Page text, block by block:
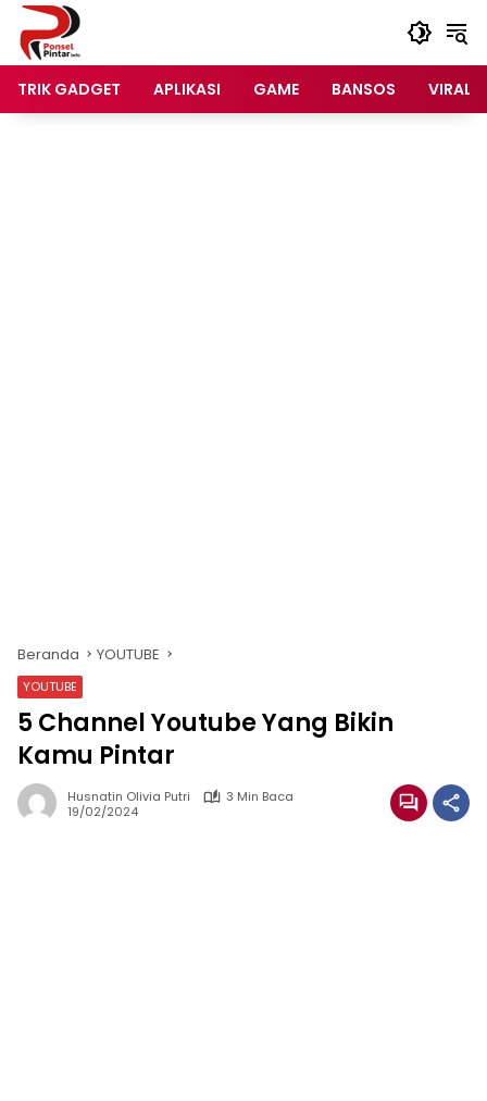
Langsung
konten
TRIK GADGET
APLIKASI GAME BANSOS VIRAL
Beranda YOUTUBE
YOUTUBE
5 Channel Youtube Yang Bikin
Kamu Pintar
Husnatin Olivia Putri
3 Min Baca
19/02/2024